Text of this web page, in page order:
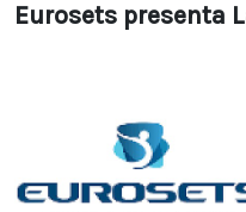
Eurosets presenta